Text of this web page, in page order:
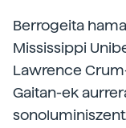
Berrogeita
Mississippi
Lawrence
Gaitan-ek